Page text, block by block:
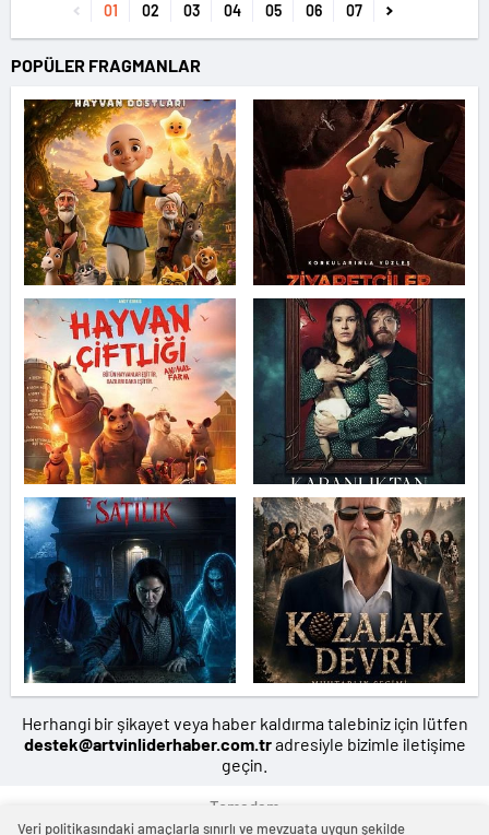
01 02 03 04 05 06 07
POPÜLER FRAGMANLAR
Herhangi bir şikayet veya haber kaldırma talebiniz için lütfen
destek@artvinliderhaber.com.tradresiyle bizimle iletişime
geçin.
Temadam
Veri politikasındaki amaçlarla sınırlı ve mevzuata uygun şekilde